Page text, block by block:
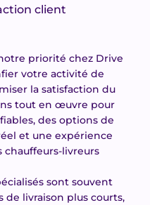
client
priorité chez Drive
votre activité de
la satisfaction du
tout en œuvre pour
des options de
et une expérience
chauffeurs-livreurs
sont souvent
de livraison plus courts,